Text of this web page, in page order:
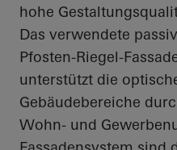
hohe
Das verwendete
Pfosten-Riegel-
unterstützt die
Gebäudebereiche
Wohn- und